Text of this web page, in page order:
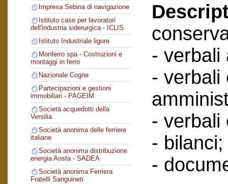
Impresa Sebina di navigazione
Istituto case per lavoratori
dell'industria siderurgica - ICLIS
Istituto Industriale ligure
Monferro spa - Costruzioni e
montaggi in ferro
Nazionale Cogne
Partecipazioni e gestioni
immobiliari - PAGEIM
Società acquedotti della
Versilia
Società anonima delle ferriere
italiane
Società anonima distribuzione
energia Aosta - SADEA
Società anonima Ferriera
Fratelli Sanguineti
- verbali
- verbali
- verbali
- bilanci;
-